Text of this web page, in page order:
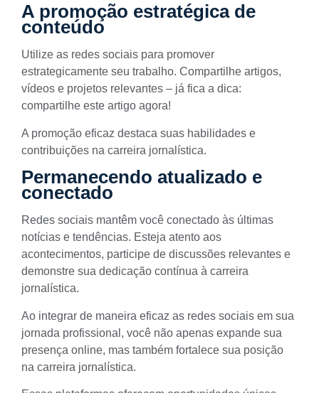
A promoção estratégica de
conteúdo
Utilize as redes sociais para promover
estrategicamente seu trabalho. Compartilhe artigos,
vídeos e projetos relevantes – já fica a dica:
compartilhe este artigo agora!
A promoção eficaz destaca suas habilidades e
contribuições na carreira jornalística.
Permanecendo atualizado e
conectado
Redes sociais mantêm você conectado às últimas
notícias e tendências. Esteja atento aos
acontecimentos, participe de discussões relevantes e
demonstre sua dedicação contínua à carreira
jornalística.
Ao integrar de maneira eficaz as redes sociais em sua
jornada profissional, você não apenas expande sua
presença online, mas também fortalece sua posição
na carreira jornalística.